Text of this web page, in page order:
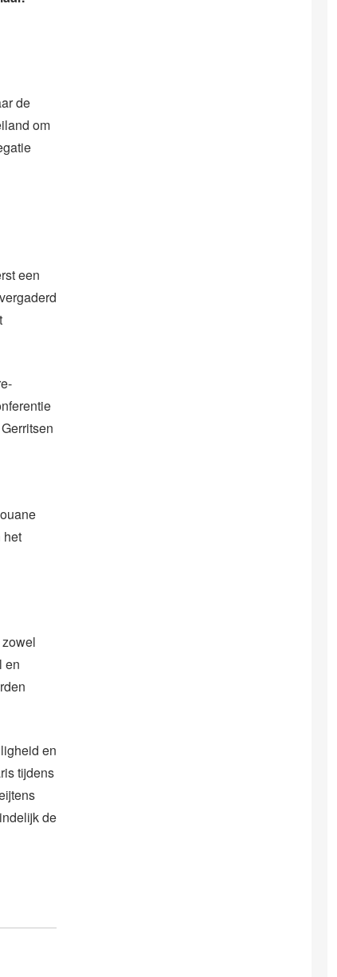
de
om
een
het
en
en
tijdens
de